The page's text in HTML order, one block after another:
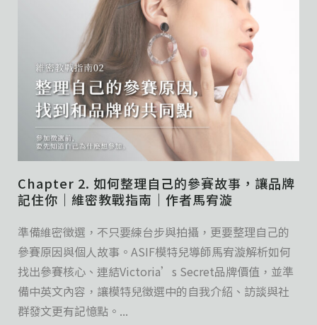
Chapter 2. 如何整理自己的參賽故事，讓品牌
記住你｜維密教戰指南｜作者馬宥漩
準備維密徵選，不只要練台步與拍攝，更要整理自己的
參賽原因與個人故事。ASIF模特兒導師馬宥漩解析如何
找出參賽核心、連結Victoria’s Secret品牌價值，並準
備中英文內容，讓模特兒徵選中的自我介紹、訪談與社
群發文更有記憶點。...